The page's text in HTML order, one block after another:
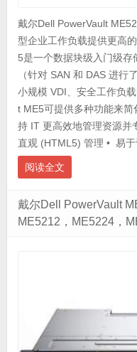
戴尔Dell PowerVault
型企业工作负载提供更高
5是一个数据块级入门级
（针对 SAN 和 DAS 进行
小规模 VDI、安全工作负
t ME5可提供多种功能来
持 IT 更高效地管理资源并
直观 (HTML5) 管理 • 易于
阅读全文
戴尔Dell PowerVault
ME5212，ME5224，